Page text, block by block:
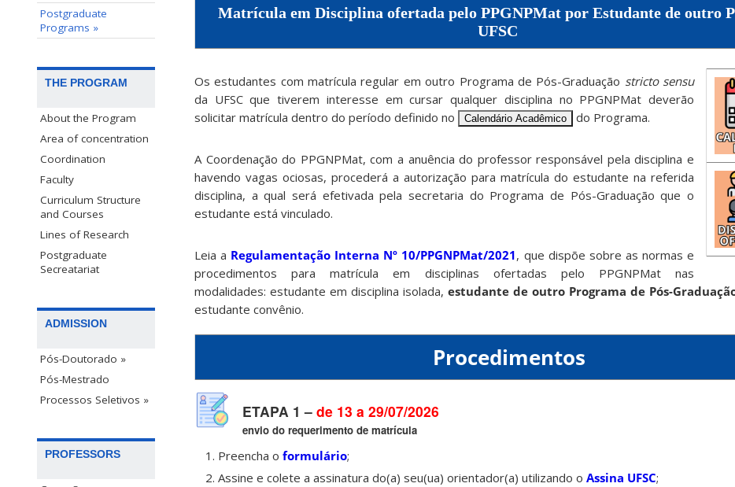
Postgraduate
Programs »
THE PROGRAM
About the Program
Area of concentration
Coordination
Faculty
Curriculum Structure
and Courses
Lines of Research
Postgraduate
Secreatariat
ADMISSION
Pós-Doutorado »
Pós-Mestrado
Processos Seletivos »
PROFESSORS
Matrícula em Disciplina ofertada pelo PPGNPMat por Estudante de outro
UFSC
Os estudantes com matrícula regular em outro Programa de Pós-Graduação stricto sensu
da UFSC que tiverem interesse em cursar qualquer disciplina no PPGNPMat deverão
solicitar matrícula dentro do período definido no
Calendário Acadêmico do Programa.
A Coordenação do PPGNPMat, com a anuência do professor responsável pela disciplina e
havendo vagas ociosas, procederá a autorização para matrícula do estudante na referida
disciplina, a qual será efetivada pela secretaria do Programa de Pós-Graduação que o
estudante está vinculado.
Leia a Regulamentação Interna Nº 10/PPGNPMat/2021, que dispõe sobre as normas e
procedimentos para matrícula em disciplinas ofertadas pelo PPGNPMat nas
modalidades: estudante em disciplina isolada, estudante de outro Programa de Pós-Graduação
estudante convênio.
Procedimentos
ETAPA 1 – de 13 a 29/07/2026
envio do requerimento de matrícula
Preencha o formulário;
Assine e colete a assinatura do(a) seu(ua) orientador(a) utilizando o Assina UFSC;